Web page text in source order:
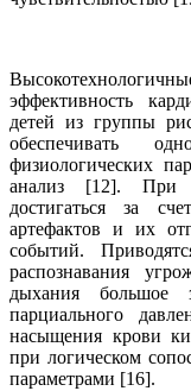
эффективность
детей из группы
обеспечивать
физиологических
анализ [12]. При
достигаться за
артефактов и их
событий.
распознавания
дыхания большое
парциального
насыщения крови
при логическом
параметрами [16].